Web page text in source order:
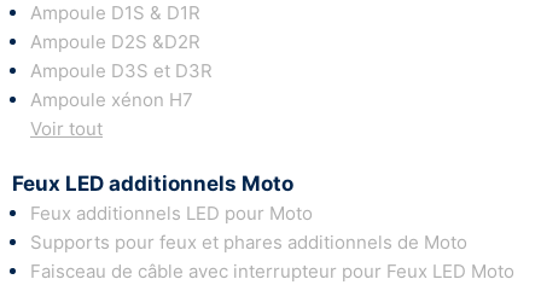
Ampoule D1S & D1R
Ampoule D2S &D2R
Ampoule D3S et D3R
Ampoule xénon H7
Voir tout
Feux LED additionnels Moto
Feux additionnels LED pour Moto
Supports pour feux et phares additionnels de Moto
Faisceau de câble avec interrupteur pour Feux LED Moto